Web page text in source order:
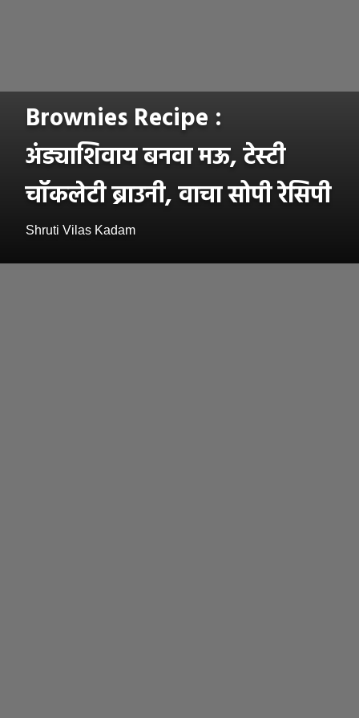
Brownies Recipe :
अंड्याशिवाय बनवा मऊ, टेस्टी
चॉकलेटी ब्राउनी, वाचा सोपी रेसिपी
Shruti Vilas Kadam